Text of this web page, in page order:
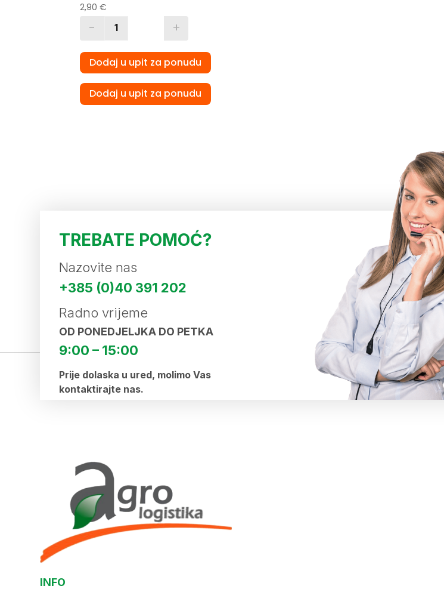
2,90€
- +
Dodaj u upit za ponudu
Dodaj u upit za ponudu
TREBATE POMOĆ?
Nazovite nas
+385 (0)40 391 202
Radno vrijeme
OD PONEDJELJKA DO PETKA
9:00 – 15:00
Prije dolaska u ured, molimo Vas
kontaktirajte nas.
INFO